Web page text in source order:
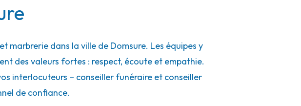
marbrerie dans la ville de Domsure. Les équipes y
des valeurs fortes : respect, écoute et empathie.
interlocuteurs – conseiller funéraire et conseiller
de confiance.